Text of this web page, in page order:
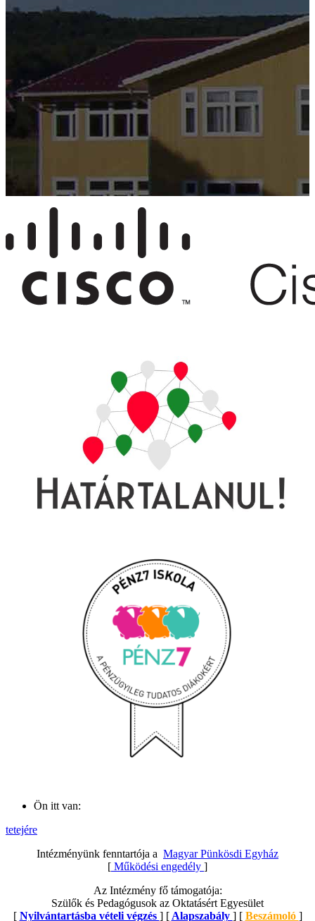
Ön itt van:
tetejére
Intézményünk fenntartója a Magyar Pünkösdi Egyház
[ Működési engedély ]
Az Intézmény fő támogatója:
Szülők és Pedagógusok az Oktatásért Egyesület
[ Nyilvántartásba vételi végzés ] [ Alapszabály ] [ Beszámoló ]